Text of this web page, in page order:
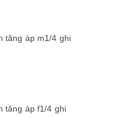
tăng áp m1/4 ghi
tăng áp f1/4 ghi